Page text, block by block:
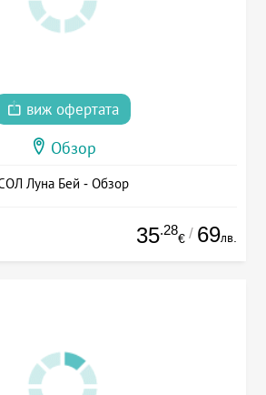
виж офертата
Обзор
Луна Бей - Обзор
35.28
€ / 69лв.